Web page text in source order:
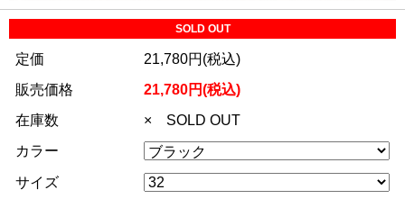
SOLD OUT
定価
21,780円(税込)
販売価格
21,780円(税込)
在庫数
× SOLD OUT
カラー
サイズ